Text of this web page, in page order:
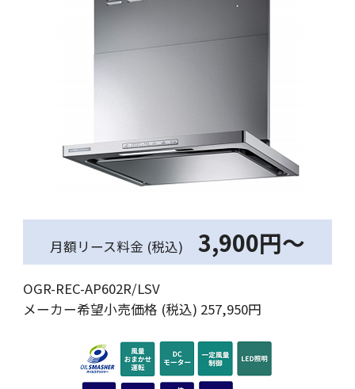
月額リース料金 (税込) 3,900円～
OGR-REC-AP602R/LSV
メーカー希望小売価格 (税込) 257,950円